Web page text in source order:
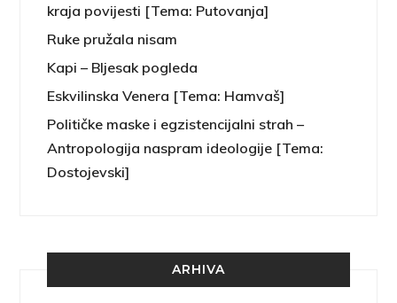
kraja povijesti [Tema: Putovanja]
Ruke pružala nisam
Kapi – Bljesak pogleda
Eskvilinska Venera [Tema: Hamvaš]
Političke maske i egzistencijalni strah –
Antropologija naspram ideologije [Tema:
Dostojevski]
ARHIVA